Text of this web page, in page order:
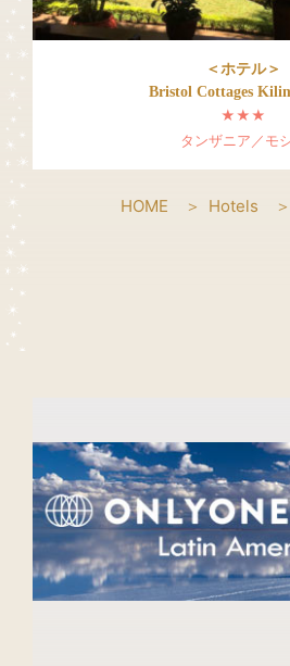
＜ホテル＞
Bristol Cottages
★★★
タンザニア／モ
HOME Hotels